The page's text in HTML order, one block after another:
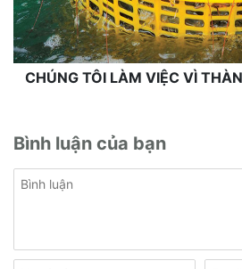
CHÚNG TÔI LÀM VIỆC VÌ
Bình luận của bạn